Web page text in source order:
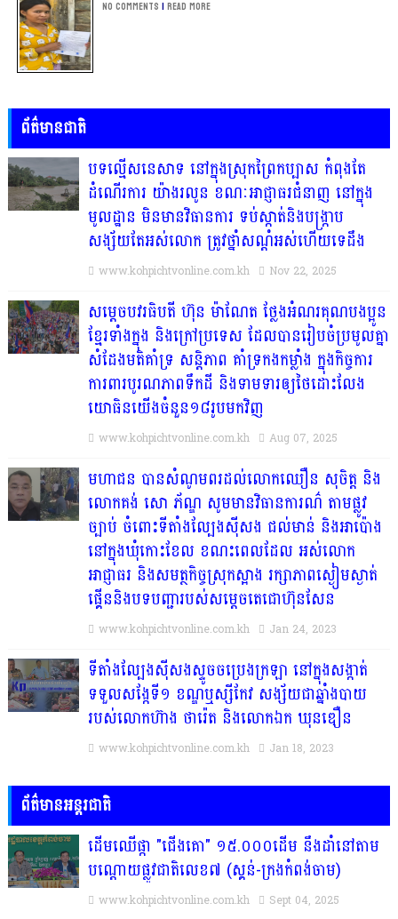
No Comments | Read more
ព័ត៌មានជាតិ
បទល្មើសនេសាទ នៅក្នុងស្រុកព្រៃកប្បាស កំពុងតែ
ដំណើរការ យ៉ាងរលូន ខណៈអាជ្ញាធរជំនាញ នៅក្នុង
មូលដ្ឋាន មិនមានវិធានការ ទប់ស្កាត់និងបង្ក្រាប
សង្ស័យតែអស់លោក ត្រូវថ្នាំសណ្ដំអស់ហើយទេដឹង
www.kohpichtvonline.com.kh Nov 22, 2025
សម្តេចបវរធិបតី ហ៊ុន ម៉ាណែត ថ្លែងអំណរគុណបងប្អូន
ខ្មែរទាំងក្នុង និងក្រៅប្រទេស ដែលបានរៀបចំប្រមូលគ្នា
សំដែងមតិគាំទ្រ សន្តិភាព គាំទ្រកងកម្លាំង ក្នុងកិច្ចការ
ការពារបូរណភាពទឹកដី និងទាមទារឲ្យថៃដោះលែង
យោធិនយើងចំនួន១៨រូបមកវិញ
www.kohpichtvonline.com.kh Aug 07, 2025
មហាជន បានសំណូមពរដល់លោកឈឿន សុចិត្ត និង
លោកគង់ សោ ភ័ណ្ឌ សូមមានវិធានការណ៌ តាមផ្លូវ
ច្បាប់ ចំពោះទីតាំងល្បែងស៊ីសង ជល់មាន់ និងអាប៉ោង
នៅក្នុងឃុំកោះខែល ខណះពេលដែល អស់លោក
អាជ្ញាធរ និងសមត្ថកិច្ចស្រុកស្អាង រក្សាភាពស្ងៀមស្ងាត់
ផ្គើននិងបទបញ្ជារបស់សម្តេចតេជោហ៊ុនសែន
www.kohpichtvonline.com.kh Jan 24, 2023
ទីតាំងល្បែងស៊ីសងស្ទូចចប្រេងក្រឡា នៅក្នុងសង្កាត់
ទទួលសង្កែទី១ ខណ្ឌឬស្សីកែវ សង្ស័យជាឆ្នាំងបាយ
របស់លោកហ៊ាង ថារ៉េត និងលោកឯក ឃុនឌឿន
www.kohpichtvonline.com.kh Jan 18, 2023
ព័ត៌មានអន្តរជាតិ
ដើមឈើផ្កា "ជើងគោ" ១៥.០០០ដើម នឹងដាំនៅតាម
បណ្តោយផ្លូវជាតិលេខ៧ (ស្គន់-ក្រងកំពង់ចាម)
www.kohpichtvonline.com.kh Sept 04, 2025